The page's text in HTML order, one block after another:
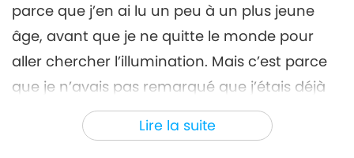
7
29:06
Le fantôme zélé déclarant à
tort qu’il est le Bouddha
Maitreya, partie 7/9
Entre Maître et disciples 2024-09-26 4248Vues
Le fantôme zélé déclarant à
tort qu’il est le Bouddha
Lire la suite
parce que j’en ai lu un peu à un plus jeune
âge, avant que je ne quitte le monde pour
aller chercher l’illumination. Mais c’est parce
que je n’avais pas remarqué que j’étais déjà
J’ai toujours entendu le Son Céleste